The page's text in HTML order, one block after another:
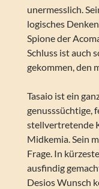
unermesslich.
logisches
Spione der
Schluss ist auch
gekommen, den
Tasaio ist ein
genusssüchtige,
stellvertretende
Midkemia. Sein
Frage. In
ausfindig
Desios Wunsch